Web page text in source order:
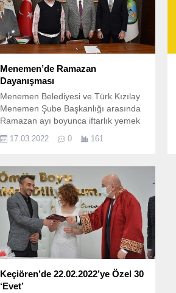
Menemen’de Ramazan
Dayanışması
Menemen Belediyesi ve Türk Kızılay
Menemen Şube Başkanlığı arasında
Ramazan ayı boyunca iftarlık yemek
17.03.2022 0 161
Keçiören’de 22.02.2022’ye Özel 30
‘Evet’